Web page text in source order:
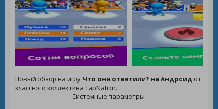
Новый обзор на игру Что они ответили? на Андроид от
классного коллектива TapNation.
Системные параметры.